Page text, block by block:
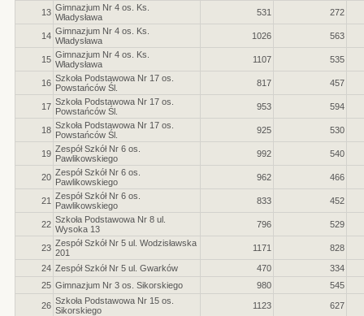
13 Gimnazjum Nr 4 os. Ks.
Władysława
531 272
14 Gimnazjum Nr 4 os. Ks.
Władysława
1026 563
15 Gimnazjum Nr 4 os. Ks.
Władysława
1107 535
16 Szkoła Podstawowa Nr 17 os.
Powstańców Śl.
817 457
17 Szkoła Podstawowa Nr 17 os.
Powstańców Śl.
953 594
18 Szkoła Podstawowa Nr 17 os.
Powstańców Śl.
925 530
19 Zespół Szkół Nr 6 os.
Pawlikowskiego
992 540
20 Zespół Szkół Nr 6 os.
Pawlikowskiego
962 466
21 Zespół Szkół Nr 6 os.
Pawlikowskiego
833 452
22 Szkoła Podstawowa Nr 8 ul.
Wysoka 13
796 529
23 Zespół Szkół Nr 5 ul. Wodzisławska
201
1171 828
24 Zespół Szkół Nr 5 ul. Gwarków 470
334
25 Gimnazjum Nr 3 os. Sikorskiego 980 545
26 Szkoła Podstawowa Nr 15 os.
Sikorskiego
1123 627